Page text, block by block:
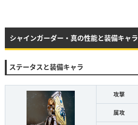
シャインガーダー・真の性能と装備キャラ
ステータスと装備キャラ
攻撃
属攻